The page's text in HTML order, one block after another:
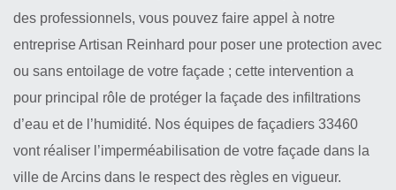
des professionnels, vous pouvez faire appel à notre
entreprise Artisan Reinhard pour poser une protection avec
ou sans entoilage de votre façade ; cette intervention a
pour principal rôle de protéger la façade des infiltrations
d’eau et de l’humidité. Nos équipes de façadiers 33460
vont réaliser l’imperméabilisation de votre façade dans la
ville de Arcins dans le respect des règles en vigueur.